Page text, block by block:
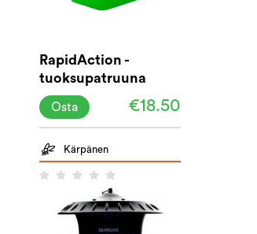
RapidAction -
tuoksupatruuna
[vihreä]
€18.50
Osta
Kärpänen